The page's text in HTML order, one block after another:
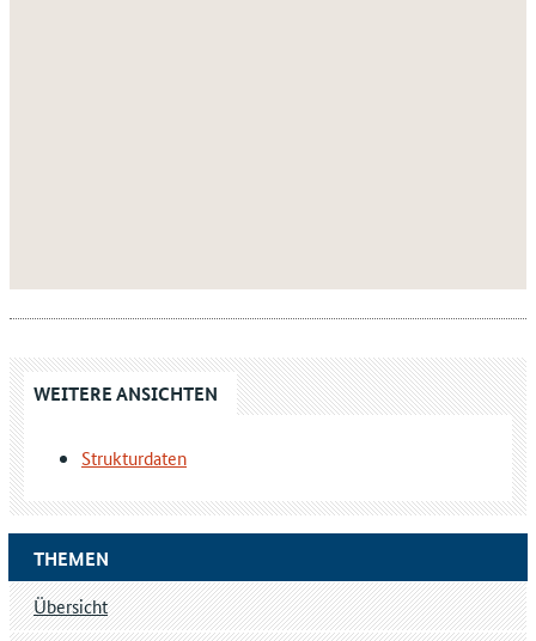
THEMEN
Übersicht
WEITERE ANSICHTEN
Strukturdaten